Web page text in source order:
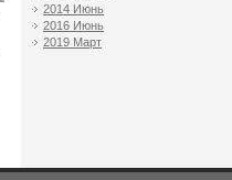
2014 Июнь
2016 Июнь
2019 Март